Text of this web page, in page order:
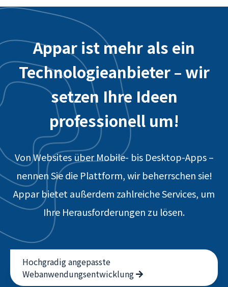
Appar ist mehr als ein
Technologieanbieter – wir
setzen Ihre Ideen
professionell um!
Von Websites über Mobile- bis Desktop-Apps –
nennen Sie die Plattform, wir beherrschen sie!
Appar bietet außerdem zahlreiche Services, um
Ihre Herausforderungen zu lösen.
Hochgradig angepasste
Webanwendungsentwicklung